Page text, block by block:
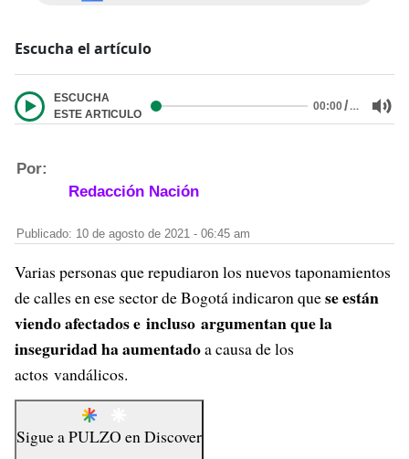
Escucha el artículo
ESCUCHA
ESTE ARTICULO
00:00/…
Por:
Redacción Nación
Publicado: 10 de agosto de 2021 - 06:45 am
Varias personas que repudiaron los nuevos taponamientos
de calles en ese sector de Bogotá indicaron quese están
viendo afectados e incluso argumentan que la
inseguridad ha aumentadoa causa de los
actos vandálicos.
Sigue aPULZO enDiscover